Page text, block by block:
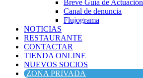
Breve Guía de Actuación
Canal de denuncia
Flujograma
NOTICIAS
RESTAURANTE
CONTACTAR
TIENDA ONLINE
NUEVOS SOCIOS
ZONA PRIVADA